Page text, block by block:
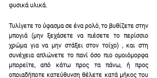
φυσικά υλικά.
Τυλίγετε το ύφασμα σε ένα ρολό, το βυθίζετε στην
μπογιά (μην ξεχάσετε να πιέσετε το περίσσιο
χρώμα για να μην στάξει στον τοίχο) , και στη
συνέχεια απλώνετε το πανί όσο πιο ομοιόμορφα
μπορείτε, από κάτω προς τα πάνω, ή προς
οποιαδήποτε κατεύθυνση θέλετε κατά μήκος του